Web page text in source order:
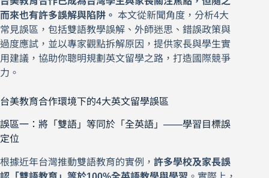
而來也有許多誤解與陷阱。 本文從新聞角度，分析4大
常見誤區，包括雙語教學誤解、外師迷思、錯誤政策與
過度應試，並以專家觀點拆解原因，提供家長與學生實
用建議，協助你聰明規劃英文留學之路，打造國際競爭
力。
台美教育合作環境下的4大英文留學誤區
誤區一：將「雙語」等同於「全英語」——學習目標誤
定位
根據近年台灣推動雙語教育的實例， 許多學校及家長誤